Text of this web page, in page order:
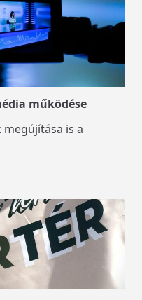
működése
is a